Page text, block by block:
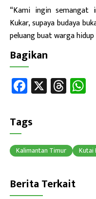
“Kami ingin semangat
Kukar, supaya budaya
peluang buat warga
Bagikan
Fa
ce
b
o
ok
X T
hr
p
p
Tags
Kalimantan Timur Kutai
Berita Terkait